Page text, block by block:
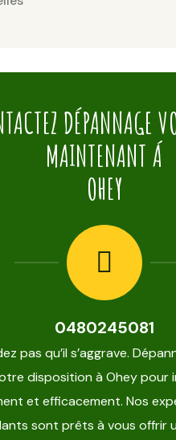
DÉPANNAGE
MAINTENANT Á
OHEY
0480245081
pas qu’il s’aggrave.
disposition à Ohey pour
et efficacement. Nos
sont prêts à vous offrir